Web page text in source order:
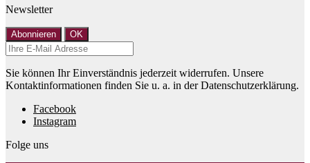
Newsletter
Sie können Ihr Einverständnis jederzeit widerrufen. Unsere
Kontaktinformationen finden Sie u. a. in der Datenschutzerklärung.
Facebook
Instagram
Folge uns